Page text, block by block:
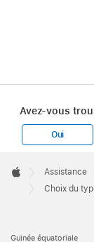
Avez-vous
Oui
Footer

Apple
Assistance
Choix du type de
Guinée équatoriale